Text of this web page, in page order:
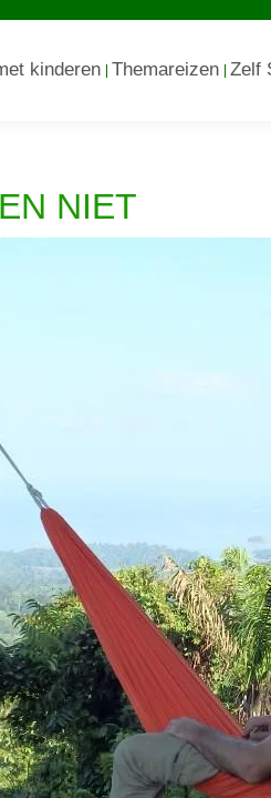
kinderen Themareizen Zelf
NIET